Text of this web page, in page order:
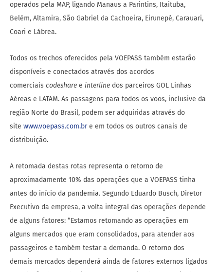
operados pela MAP, ligando Manaus a Parintins, Itaituba,
Belém, Altamira, São Gabriel da Cachoeira, Eirunepé, Carauari,
Coari e Lábrea.
Todos os trechos oferecidos pela VOEPASS também estarão
disponíveis e conectados através dos acordos
comerciais codeshare e interline dos parceiros GOL Linhas
Aéreas e LATAM. As passagens para todos os voos, inclusive da
região Norte do Brasil, podem ser adquiridas através do
site www.voepass.com.bre em todos os outros canais de
distribuição.
A retomada destas rotas representa o retorno de
aproximadamente 10% das operações que a VOEPASS tinha
antes do início da pandemia. Segundo Eduardo Busch, Diretor
Executivo da empresa, a volta integral das operações depende
de alguns fatores: “Estamos retomando as operações em
alguns mercados que eram consolidados, para atender aos
passageiros e também testar a demanda. O retorno dos
demais mercados dependerá ainda de fatores externos ligados